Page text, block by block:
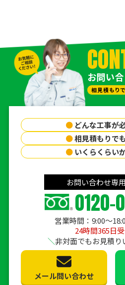
お問い
相見積もり
● どんな工事が
●相見積もりで
● いくらくらい
お問い合わせ専
0120-
営業時間：9:00〜
24時間365日受
非対面でもお見積り
メール問い合わせ